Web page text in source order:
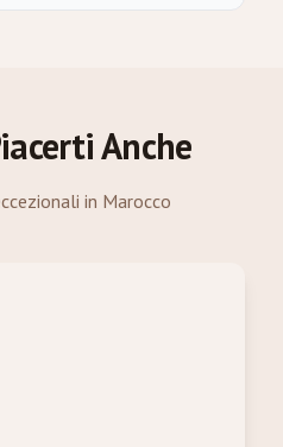
Anche
in Marocco